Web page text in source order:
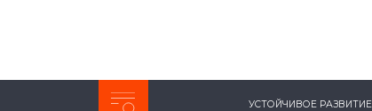
Неделя с ТМК. Выпуск №27 (225)
УСТОЙЧИВОЕ РАЗВИТИЕ